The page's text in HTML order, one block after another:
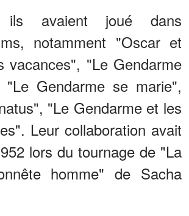
ils avaient joué dans
notamment "Oscar et
vacances", "Le Gendarme
"Le Gendarme se marie",
"Le Gendarme et les
Leur collaboration avait
lors du tournage de "La
homme" de Sacha